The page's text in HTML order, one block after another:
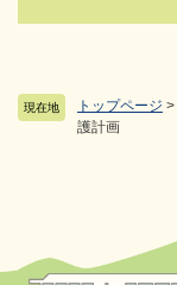
現在地 トップページ >
護計画